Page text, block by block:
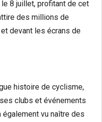
8 juillet, profitant de cet
des millions de
devant les écrans de
histoire de cyclisme,
clubs et événements
également vu naître des